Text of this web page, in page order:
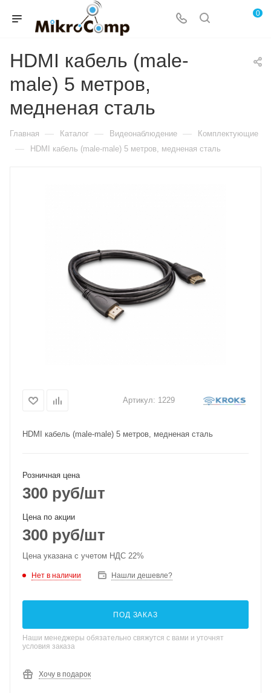
0
HDMI кабель (male-
male) 5 метров,
медненая сталь
Главная — Каталог — Видеонаблюдение — Комплектующие
— HDMI кабель (male-male) 5 метров, медненая сталь
Артикул: 1229
HDMI кабель (male-male) 5 метров, медненая сталь
Розничная цена
300 руб/шт
Цена по акции
300 руб/шт
Цена указана с учетом НДС 22%
Нет в наличии Нашли дешевле?
ПОД ЗАКАЗ
Наши менеджеры обязательно свяжутся с вами и уточнят
условия заказа
Хочу в подарок